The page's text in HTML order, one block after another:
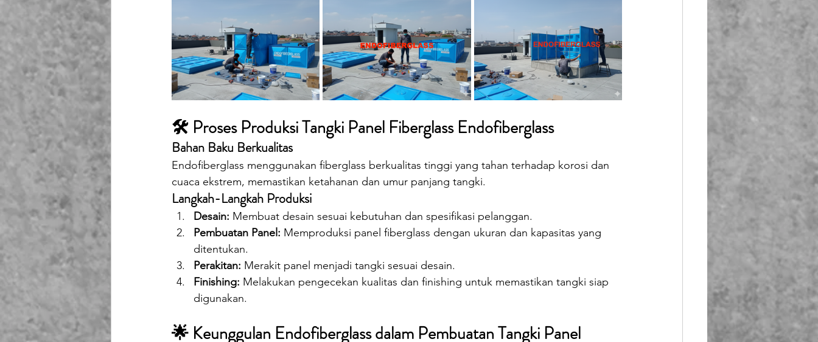
🛠️ Proses Produksi Tangki Panel Fiberglass Endofiberglass
Bahan Baku Berkualitas
Endofiberglass menggunakan fiberglass berkualitas tinggi yang tahan terhadap korosi dan
cuaca ekstrem, memastikan ketahanan dan umur panjang tangki.
Langkah-Langkah Produksi
Desain: Membuat desain sesuai kebutuhan dan spesifikasi pelanggan.
Pembuatan Panel: Memproduksi panel fiberglass dengan ukuran dan kapasitas yang
ditentukan.
Perakitan: Merakit panel menjadi tangki sesuai desain.
Finishing: Melakukan pengecekan kualitas dan finishing untuk memastikan tangki siap
digunakan.
🌟 Keunggulan Endofiberglass dalam Pembuatan Tangki Panel